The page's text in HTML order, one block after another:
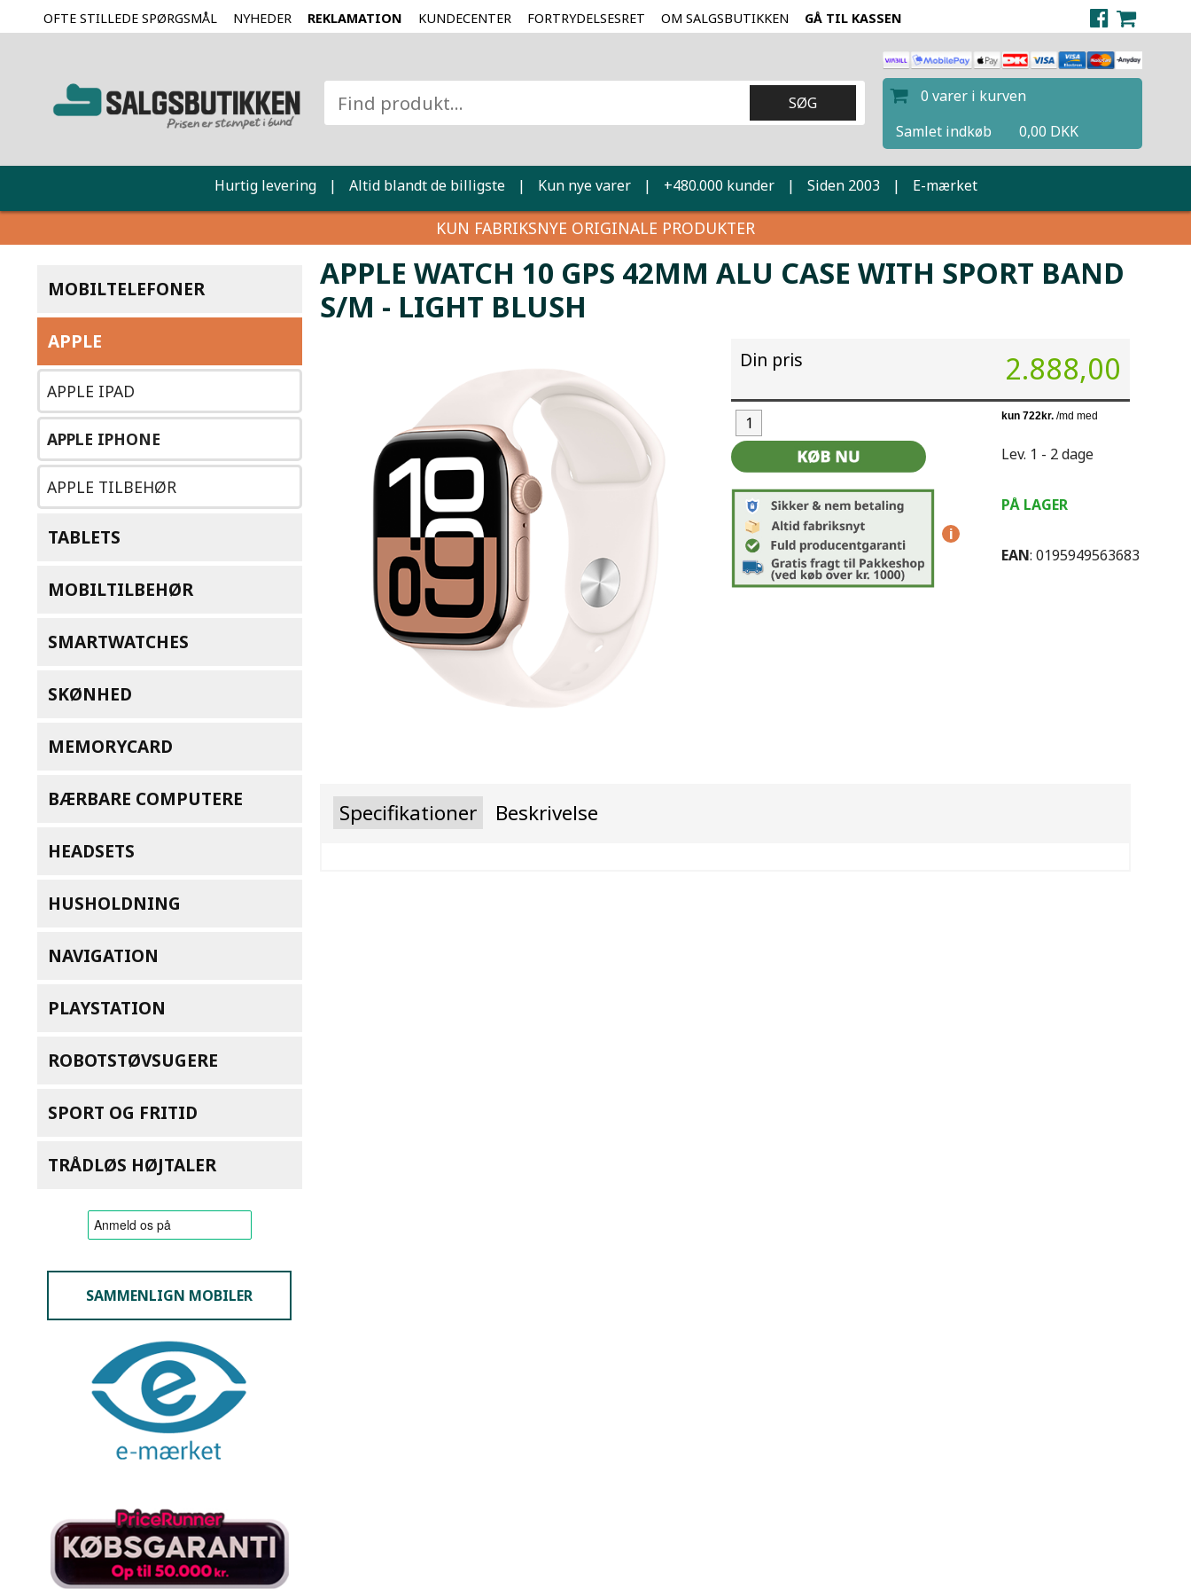
OFTE STILLEDE SPØRGSMÅL NYHEDER REKLAMATION KUNDECENTER FORTRYDELSESRET OM SALGSBUTIKKEN GÅ TIL KASSEN
0 varer i kurven
Samlet indkøb
0,00 DKK
Hurtig levering | Altid blandt de billigste | Kun nye varer | +480.000 kunder | Siden 2003 | E-mærket
KUN FABRIKSNYE ORIGINALE PRODUKTER
MOBILTELEFONER
APPLE
APPLE IPAD
APPLE IPHONE
APPLE TILBEHØR
TABLETS
MOBILTILBEHØR
SMARTWATCHES
SKØNHED
MEMORYCARD
BÆRBARE COMPUTERE
HEADSETS
HUSHOLDNING
NAVIGATION
PLAYSTATION
ROBOTSTØVSUGERE
SPORT OG FRITID
TRÅDLØS HØJTALER
SAMMENLIGN MOBILER
APPLE WATCH 10 GPS 42MM ALU CASE WITH SPORT BAND
S/M - LIGHT BLUSH
Din pris 2.888,00
i
Lev. 1 - 2 dage
PÅ LAGER
EAN: 0195949563683
Specifikationer Beskrivelse